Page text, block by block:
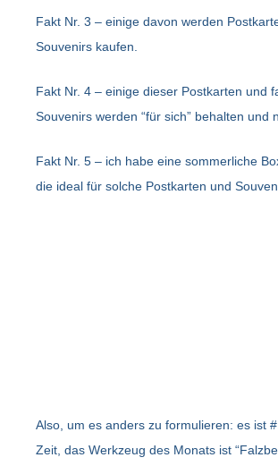
Fakt Nr. 3 – einige davon werden
Souvenirs kaufen.
Fakt Nr. 4 – einige dieser Postkarten und
Souvenirs werden “für sich” behalten und
Fakt Nr. 5 – ich habe eine sommerliche
die ideal für solche Postkarten und
Also, um es anders zu formulieren: es ist
Zeit, das Werkzeug des Monats ist